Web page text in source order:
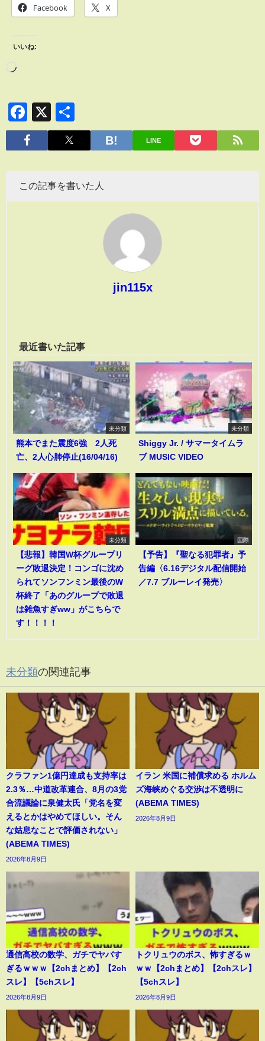
Facebook X
いいね:
Facebook
X
有
LINE
この記事を書いた人
jin115x
最近書いた記事
未分類
熊本でまた震度6強 2人死
亡、2人心肺停止(16/04/16)
未分類
Shiggy Jr. / サマータイムラ
ブ MUSIC VIDEO
未分類
【悲報】韓国W杯グループリ
ーグ敗退決定！コンゴに沈め
られてソンフンミン最後のW
杯終了「あのグループで敗退
は雑魚すぎww」がこちらで
す！！！！
国際
【予告】『聖なる犯罪者』予
告編〈6.16デジタル配信開始
／7.7 ブルーレイ発売〉
未分類の関連記事
クラファン1億円達成も支持率は
2.3％…中道改革連合、8月の3党
合流議論に泉健太氏「党名を変
えるとかはやめてほしい。そん
な姑息なことで評価されない」
(ABEMA TIMES)
2026年8月9日
イラン 米国に補償求める ホルム
ズ海峡めぐる交渉は不透明に
(ABEMA TIMES)
2026年8月9日
通信高校の数学、ガチでヤバす
ぎるｗｗｗ【2chまとめ】【2ch
スレ】【5chスレ】
2026年8月9日
トクリュウのボス、怖すぎるｗ
ｗｗ【2chまとめ】【2chスレ】
【5chスレ】
2026年8月9日